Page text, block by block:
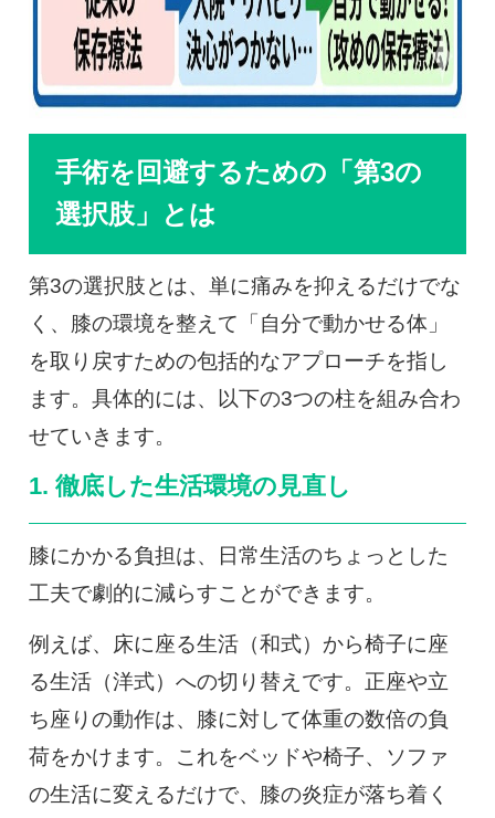
手術を回避するための「第3の
選択肢」とは
第3の選択肢とは、単に痛みを抑えるだけでな
く、膝の環境を整えて「自分で動かせる体」
を取り戻すための包括的なアプローチを指し
ます。具体的には、以下の3つの柱を組み合わ
せていきます。
1. 徹底した生活環境の見直し
膝にかかる負担は、日常生活のちょっとした
工夫で劇的に減らすことができます。
例えば、床に座る生活（和式）から椅子に座
る生活（洋式）への切り替えです。正座や立
ち座りの動作は、膝に対して体重の数倍の負
荷をかけます。これをベッドや椅子、ソファ
の生活に変えるだけで、膝の炎症が落ち着く